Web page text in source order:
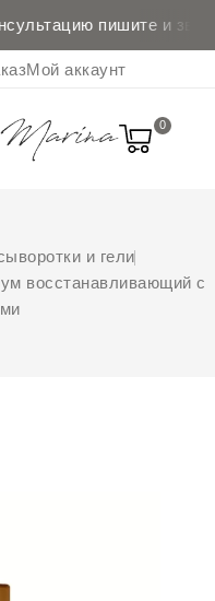
пишите и
Мой аккаунт
0
и гели
восстанавливающий с